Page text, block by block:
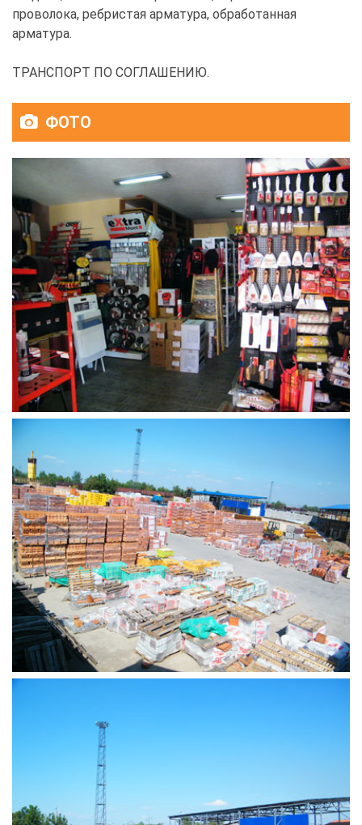
проволока, ребристая арматура, обработанная
арматура.
ТРАНСПОРТ ПО СОГЛАШЕНИЮ.
ФОТО